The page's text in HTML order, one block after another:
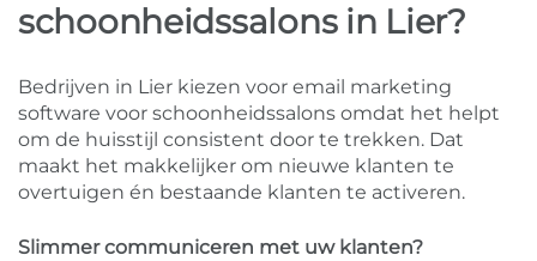
schoonheidssalons in Lier?
Bedrijven in Lier kiezen voor email marketing
software voor schoonheidssalons omdat het helpt
om de huisstijl consistent door te trekken. Dat
maakt het makkelijker om nieuwe klanten te
overtuigen én bestaande klanten te activeren.
Slimmer communiceren met uw klanten?